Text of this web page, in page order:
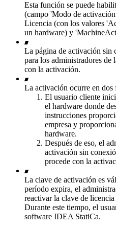
Esta función se puede
(campo 'Modo de
Licencia (con los valores
un hardware) y
La página de activación sin
para los administradores de
con la activación.
La activación ocurre en dos
El usuario cliente
el hardware donde
instrucciones
empresa y
hardware.
Después de eso, el
activación sin
procede con la
La clave de activación es
período expira, el
reactivar la clave de
Durante este tiempo, el
software IDEA StatiCa.